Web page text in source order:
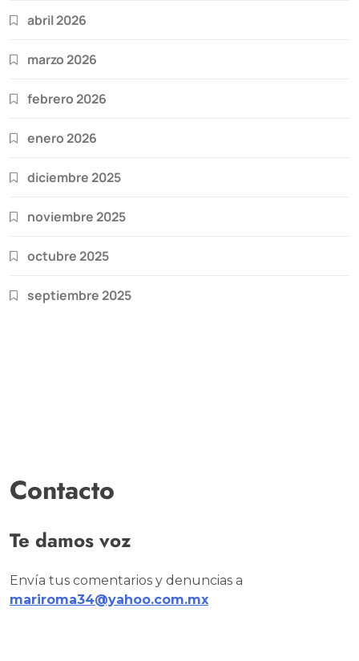
abril 2026
marzo 2026
febrero 2026
enero 2026
diciembre 2025
noviembre 2025
octubre 2025
septiembre 2025
Contacto
Te damos voz
Envía tus comentarios y denuncias a
mariroma34@yahoo.com.mx